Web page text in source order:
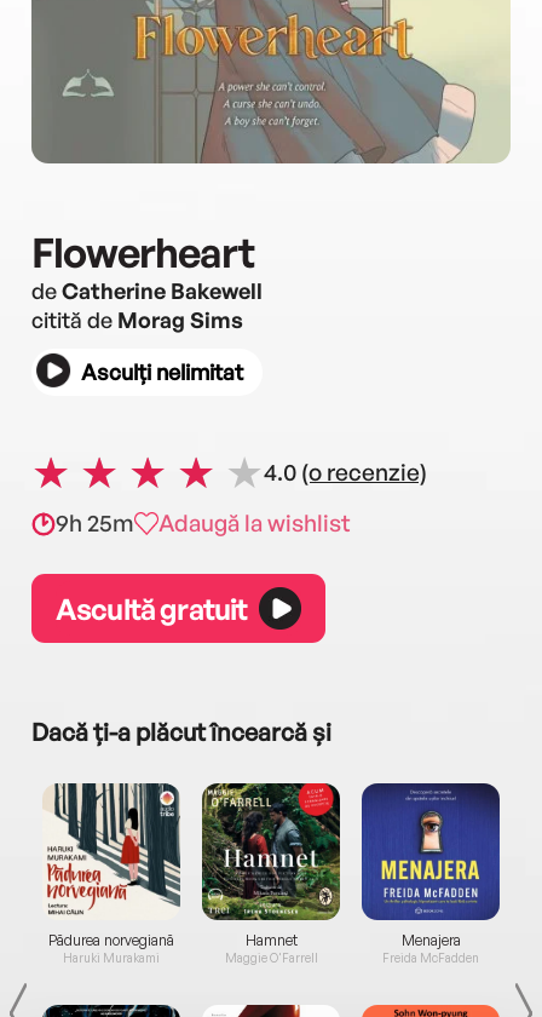
Flowerheart
deCatherine Bakewell
citită de Morag Sims
Asculți nelimitat
4.0 (o recenzie)
9h 25m
Adaugă la wishlist
Ascultă gratuit
Dacă ți-a plăcut încearcă și
Pădurea norvegiană
Haruki Murakami
Hamnet
Maggie O'Farrell
Menajera
Freida McFadden